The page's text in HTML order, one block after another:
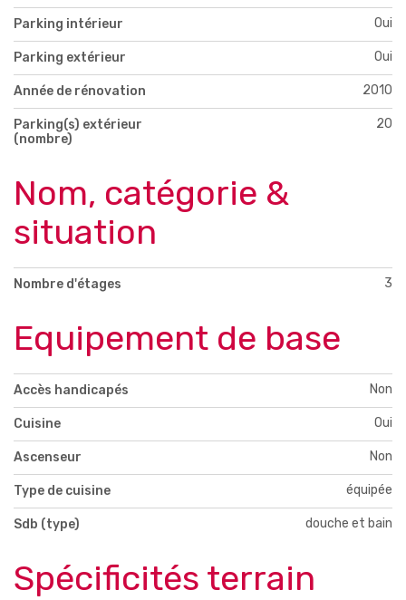
Parking intérieur Oui
Parking extérieur Oui
Année de rénovation 2010
Parking(s) extérieur
(nombre)
20
Nom, catégorie &
situation
Nombre d'étages 3
Equipement de base
Accès handicapés Non
Cuisine Oui
Ascenseur Non
Type de cuisine équipée
Sdb (type) douche et bain
Spécificités terrain